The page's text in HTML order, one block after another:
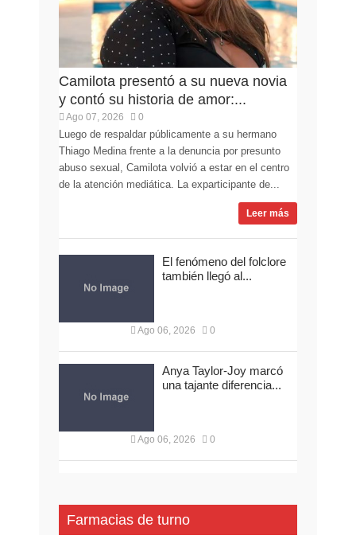
Camilota presentó a su nueva novia
y contó su historia de amor:...
Ago 07, 2026 0
Luego de respaldar públicamente a su hermano
Thiago Medina frente a la denuncia por presunto
abuso sexual, Camilota volvió a estar en el centro
de la atención mediática. La exparticipante de...
Leer más
El fenómeno del folclore
también llegó al...
Ago 06, 2026 0
Anya Taylor-Joy marcó
una tajante diferencia...
Ago 06, 2026 0
Farmacias de turno